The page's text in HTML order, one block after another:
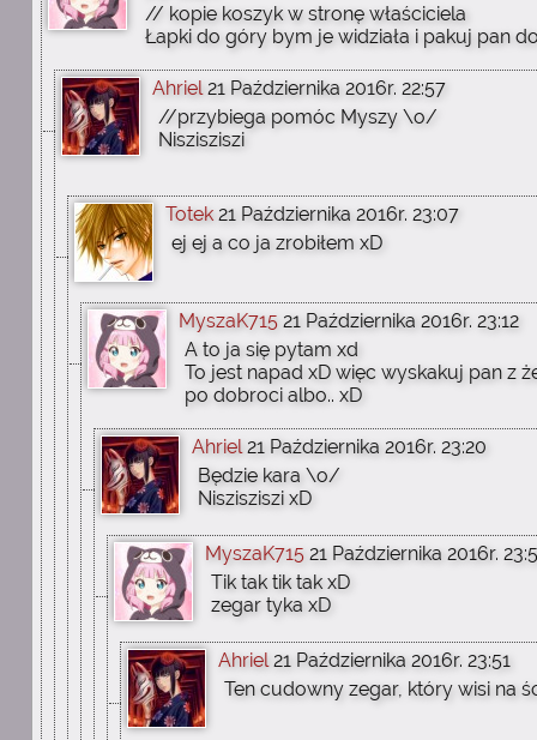
// kopie koszyk w stronę właściciela
Łapki do góry bym je widziała i pakuj pan
Ahriel 21 Października 2016r. 22:57
//przybiega pomóc Myszy \o/
Niszisziszi
Totek 21 Października 2016r. 23:07
ej ej a co ja zrobiłem xD
MyszaK715 21 Października 2016r. 23:12
A to ja się pytam xd
To jest napad xD więc wyskakuj pan z
po dobroci albo.. xD
Ahriel 21 Października 2016r. 23:20
Będzie kara \o/
Niszisziszi xD
MyszaK715 21 Października 2016r.
Tik tak tik tak xD
zegar tyka xD
Ahriel 21 Października 2016r. 23:51
Ten cudowny zegar, który wisi na